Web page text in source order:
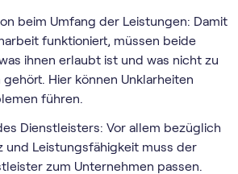
beim Umfang der Leistungen: Damit
funktioniert, müssen beide
ihnen erlaubt ist und was nicht zu
Hier können Unklarheiten
führen.
Dienstleisters: Vor allem bezüglich
und Leistungsfähigkeit muss der
zum Unternehmen passen.